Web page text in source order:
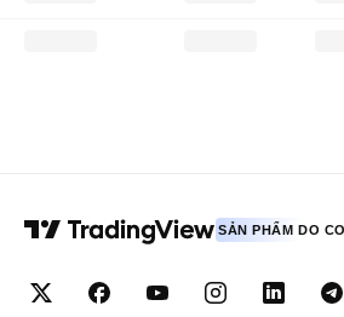
SẢN PHẨM DO